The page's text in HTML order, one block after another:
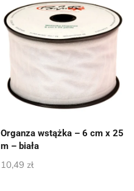
Organza wstążka – 6 cm x 25
m – biała
10,49 zł